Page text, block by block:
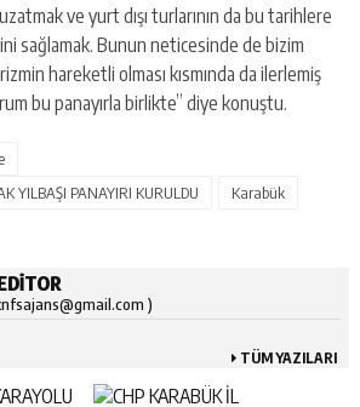
ve yurt dışı turlarının da bu tarihlere
sağlamak. Bunun neticesinde de bizim
hareketli olması kısmında da ilerlemiş
bu panayırla birlikte” diye konuştu.
YILBAŞI PANAYIRI KURULDU
Karabük
)
TÜM YAZILARI